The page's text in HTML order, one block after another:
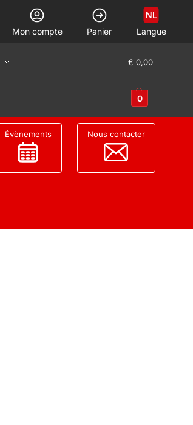
Mon compte Panier Langue
NL
€ 0,00
0
Évènements Nous contacter